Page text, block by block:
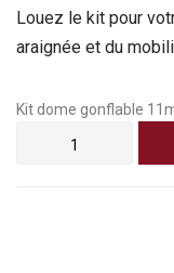
Louez le kit pour
araignée et du
Kit dome gonflable